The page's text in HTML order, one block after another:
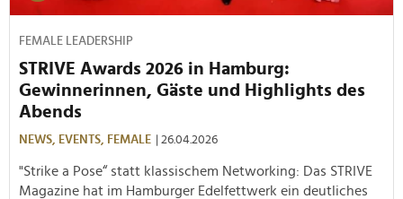
FEMALE LEADERSHIP
STRIVE Awards 2026 in Hamburg:
Gewinnerinnen, Gäste und Highlights des
Abends
NEWS, EVENTS, FEMALE | 26.04.2026
"Strike a Pose“ statt klassischem Networking: Das STRIVE
Magazine hat im Hamburger Edelfettwerk ein deutliches